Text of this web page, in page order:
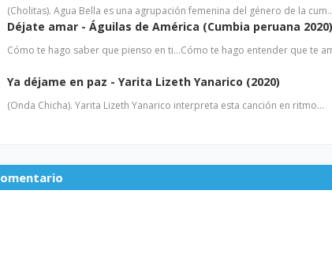
(Cholitas). Agua Bella es una agrupación femenina del género de la
Déjate amar - Águilas de América (Cumbia peruana 2020)
Cómo te hago saber que pienso en ti…Cómo te hago entender que te
Ya déjame en paz - Yarita Lizeth Yanarico (2020)
(Onda Chicha). Yarita Lizeth Yanarico interpreta esta canción en ritmo…